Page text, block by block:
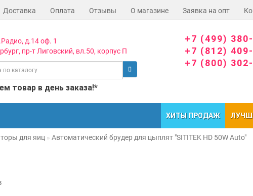
Доставка Оплата Отзывы О магазине Заявка на опт
д.14 оф. 1
пр-т Лиговский, вл.50, корпус П
товар в день заказа!*
+7 (499)
+7 (812)
+7 (800)
ХИТЫ ПРОДАЖ
для яиц Автоматический брудер для цыплят "SITITEK HD 50W Auto"